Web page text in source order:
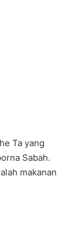
Ta yang
Sabah.
makanan